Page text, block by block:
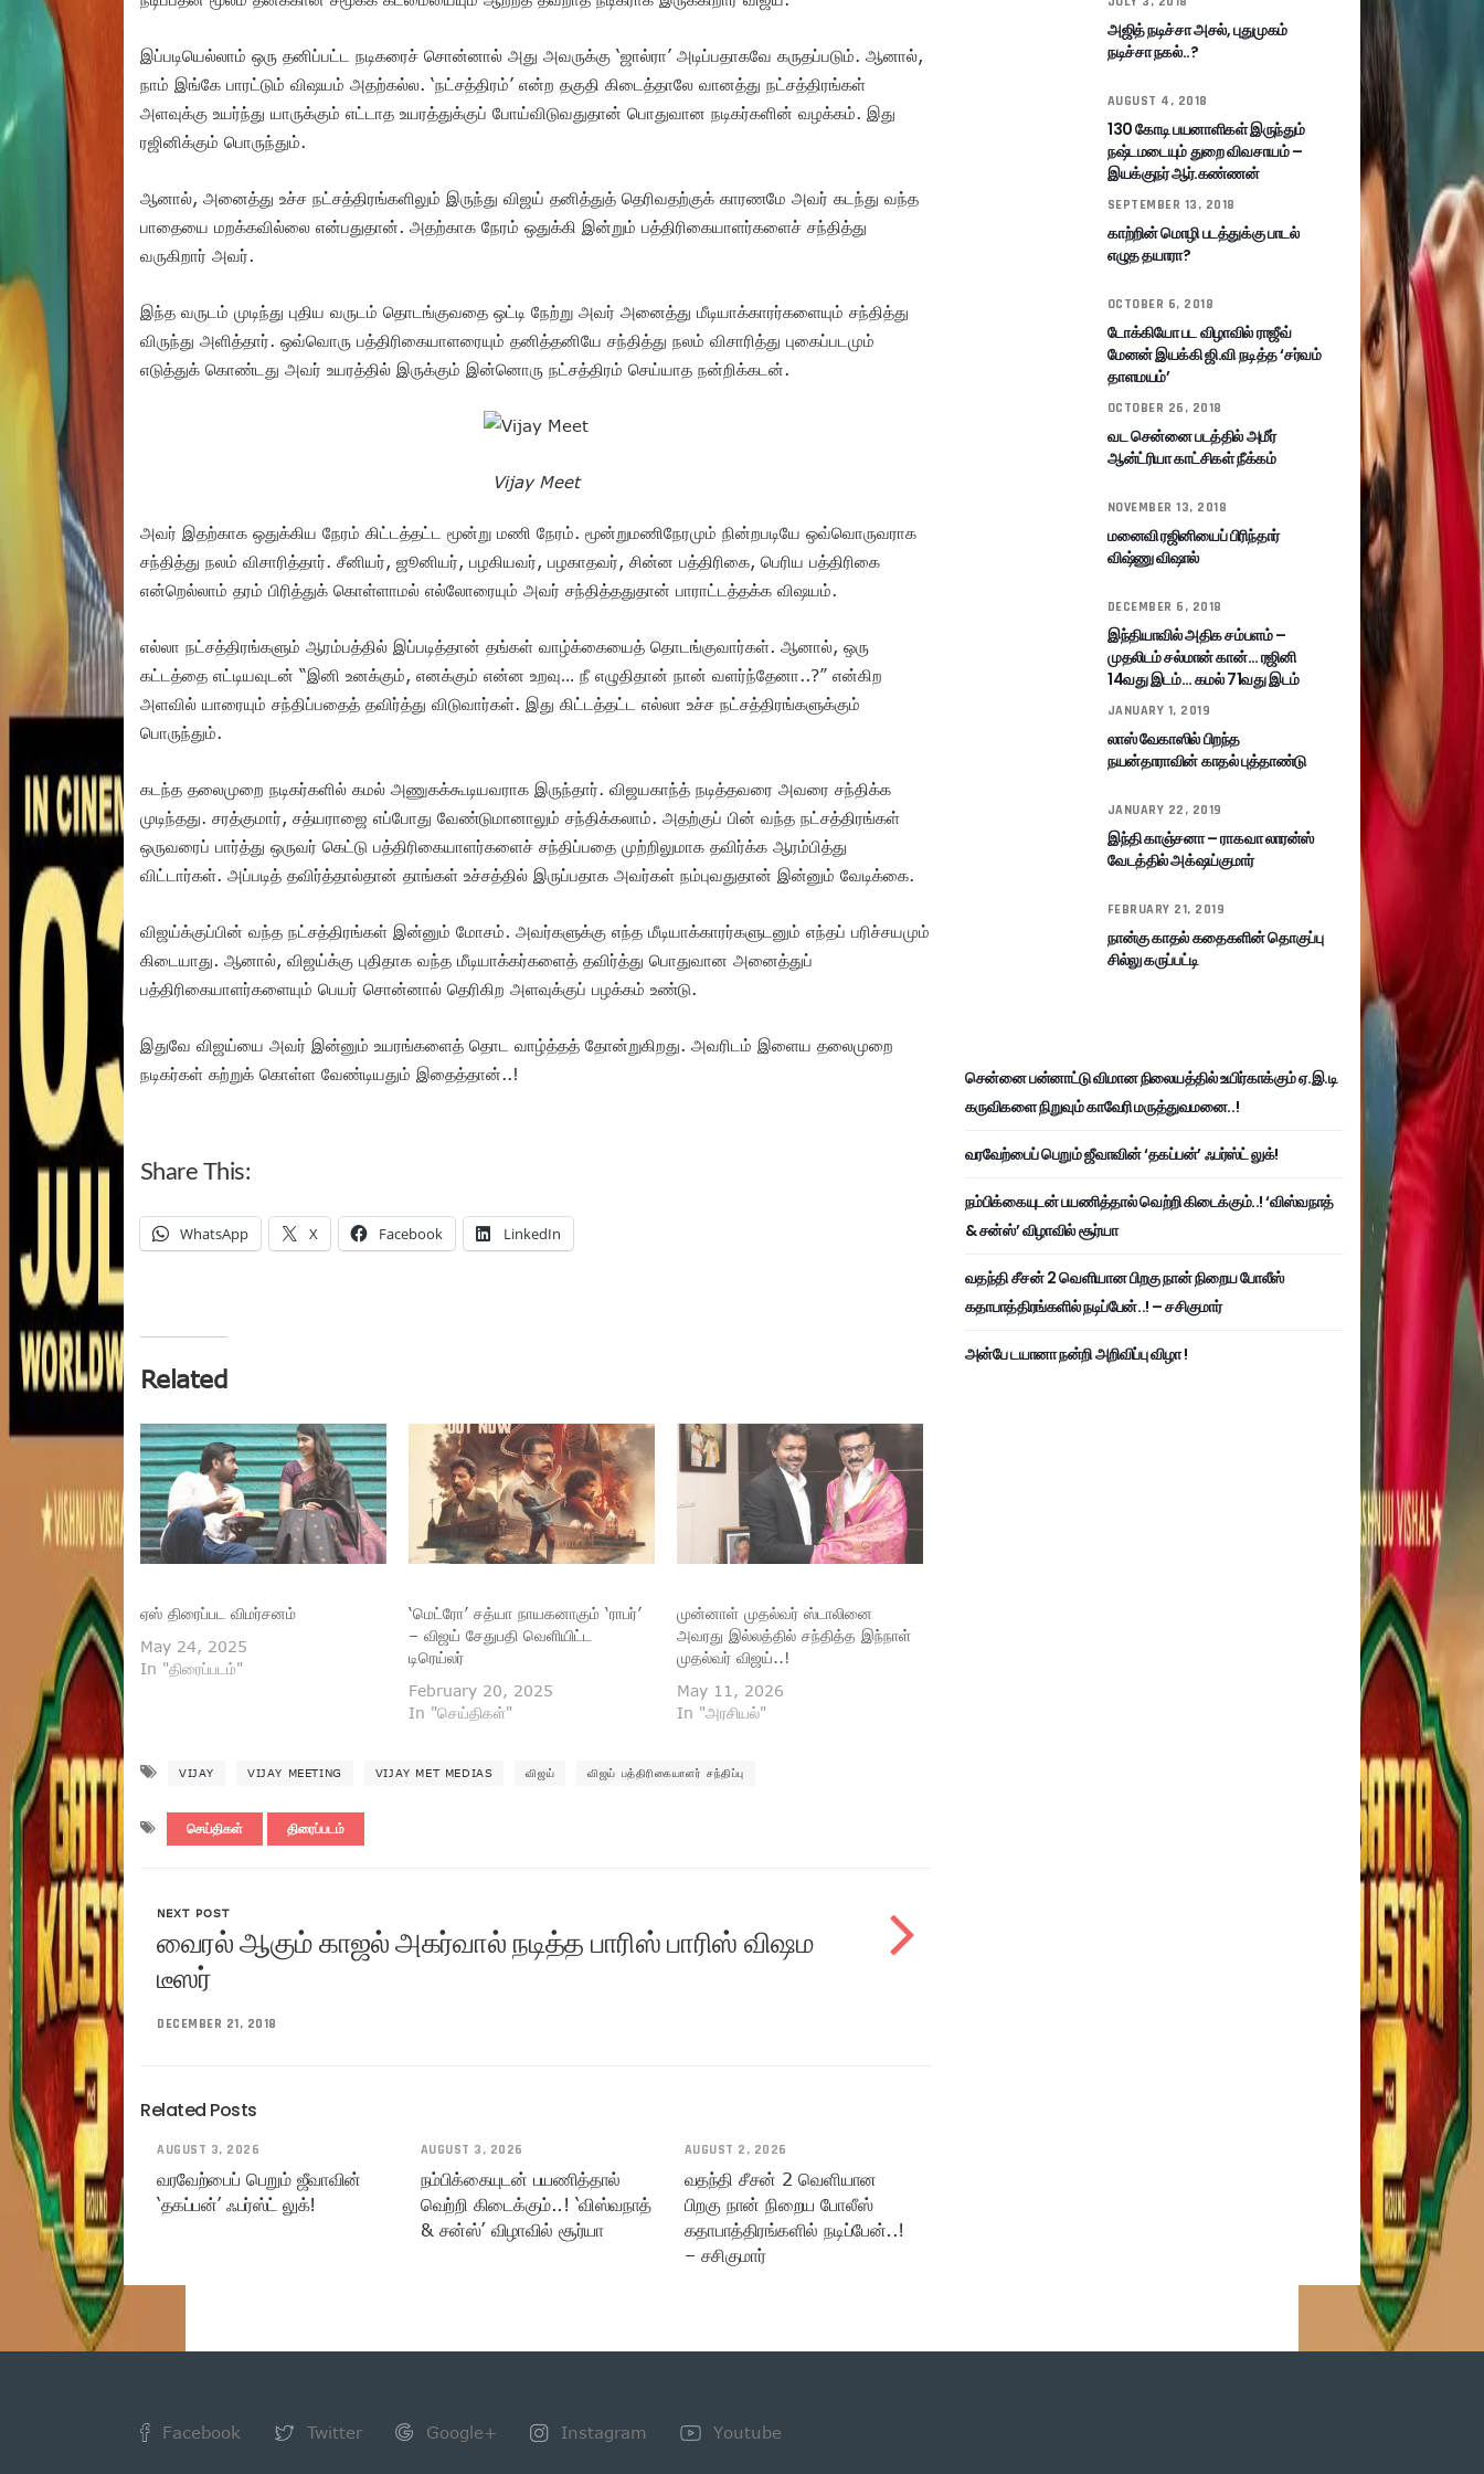
இப்படியெல்லாம் ஒரு தனிப்பட்ட நடிகரைச் சொன்னால் அது அவருக்கு ‘ஜால்ரா’ அடிப்பதாகவே கருதப்படும். ஆனால்,
நாம் இங்கே பாரட்டும் விஷயம் அதற்கல்ல. ‘நட்சத்திரம்’ என்ற தகுதி கிடைத்தாலே வானத்து நட்சத்திரங்கள்
அளவுக்கு உயர்ந்து யாருக்கும் எட்டாத உயரத்துக்குப் போய்விடுவதுதான் பொதுவான நடிகர்களின் வழக்கம். இது
ரஜினிக்கும் பொருந்தும்.
ஆனால், அனைத்து உச்ச நட்சத்திரங்களிலும் இருந்து விஜய் தனித்துத் தெரிவதற்குக் காரணமே அவர் கடந்து வந்த
பாதையை மறக்கவில்லை என்பதுதான். அதற்காக நேரம் ஒதுக்கி இன்றும் பத்திரிகையாளர்களைச் சந்தித்து
வருகிறார் அவர்.
இந்த வருடம் முடிந்து புதிய வருடம் தொடங்குவதை ஒட்டி நேற்று அவர் அனைத்து மீடியாக்காரர்களையும் சந்தித்து
விருந்து அளித்தார். ஒவ்வொரு பத்திரிகையாளரையும் தனித்தனியே சந்தித்து நலம் விசாரித்து புகைப்படமும்
எடுத்துக் கொண்டது அவர் உயரத்தில் இருக்கும் இன்னொரு நட்சத்திரம் செய்யாத நன்றிக்கடன்.
Vijay Meet
அவர் இதற்காக ஒதுக்கிய நேரம் கிட்டத்தட்ட மூன்று மணி நேரம். மூன்றுமணிநேரமும் நின்றபடியே ஒவ்வொருவராக
சந்தித்து நலம் விசாரித்தார். சீனியர், ஜூனியர், பழகியவர், பழகாதவர், சின்ன பத்திரிகை, பெரிய பத்திரிகை
என்றெல்லாம் தரம் பிரித்துக் கொள்ளாமல் எல்லோரையும் அவர் சந்தித்ததுதான் பாராட்டத்தக்க விஷயம்.
எல்லா நட்சத்திரங்களும் ஆரம்பத்தில் இப்படித்தான் தங்கள் வாழ்க்கையைத் தொடங்குவார்கள். ஆனால், ஒரு
கட்டத்தை எட்டியவுடன் “இனி உனக்கும், எனக்கும் என்ன உறவு… நீ எழுதிதான் நான் வளர்ந்தேனா..?” என்கிற
அளவில் யாரையும் சந்திப்பதைத் தவிர்த்து விடுவார்கள். இது கிட்டத்தட்ட எல்லா உச்ச நட்சத்திரங்களுக்கும்
பொருந்தும்.
கடந்த தலைமுறை நடிகர்களில் கமல் அணுகக்கூடியவராக இருந்தார். விஜயகாந்த் நடித்தவரை அவரை சந்திக்க
முடிந்தது. சரத்குமார், சத்யராஜை எப்போது வேண்டுமானாலும் சந்திக்கலாம். அதற்குப் பின் வந்த நட்சத்திரங்கள்
ஒருவரைப் பார்த்து ஒருவர் கெட்டு பத்திரிகையாளர்களைச் சந்திப்பதை முற்றிலுமாக தவிர்க்க ஆரம்பித்து
விட்டார்கள். அப்படித் தவிர்த்தால்தான் தாங்கள் உச்சத்தில் இருப்பதாக அவர்கள் நம்புவதுதான் இன்னும் வேடிக்கை.
விஜய்க்குப்பின் வந்த நட்சத்திரங்கள் இன்னும் மோசம். அவர்களுக்கு எந்த மீடியாக்காரர்களுடனும் எந்தப் பரிச்சயமும்
கிடையாது. ஆனால், விஜய்க்கு புதிதாக வந்த மீடியாக்கர்களைத் தவிர்த்து பொதுவான அனைத்துப்
பத்திரிகையாளர்களையும் பெயர் சொன்னால் தெரிகிற அளவுக்குப் பழக்கம் உண்டு.
இதுவே விஜய்யை அவர் இன்னும் உயரங்களைத் தொட வாழ்த்தத் தோன்றுகிறது. அவரிடம் இளைய தலைமுறை
நடிகர்கள் கற்றுக் கொள்ள வேண்டியதும் இதைத்தான்..!
Share This:
WhatsApp X Facebook LinkedIn
Related
ஏஸ் திரைப்பட விமர்சனம்
May 24, 2025
In "திரைப்படம்"
‘மெட்ரோ’ சத்யா நாயகனாகும் ‘ராபர்’
– விஜய் சேதுபதி வெளியிட்ட
டிரெய்லர்
February 20, 2025
In "செய்திகள்"
முன்னாள் முதல்வர் ஸ்டாலினை
அவரது இல்லத்தில் சந்தித்த இந்நாள்
முதல்வர் விஜய்..!
May 11, 2026
In "அரசியல்"
VIJAY VIJAY MEETING VIJAY MET MEDIAS விஜய் விஜய் பத்திரிகையாளர் சந்திப்பு
செய்திகள் திரைப்படம்
NEXT POST
வைரல் ஆகும் காஜல் அகர்வால் நடித்த பாரிஸ் பாரிஸ் விஷம
டீஸர்
DECEMBER 21, 2018
Related Posts
AUGUST 3, 2026
வரவேற்பைப் பெறும் ஜீவாவின்
‘தகப்பன்’ ஃபர்ஸ்ட் லுக்!
AUGUST 3, 2026
நம்பிக்கையுடன் பயணித்தால்
வெற்றி கிடைக்கும்..! ‘விஸ்வநாத்
& சன்ஸ்’ விழாவில் சூர்யா
AUGUST 2, 2026
வதந்தி சீசன் 2 வெளியான
பிறகு நான் நிறைய போலீஸ்
கதாபாத்திரங்களில் நடிப்பேன்..!
– சசிகுமார்
அஜித் நடிச்சா அசல், புதுமுகம்
நடிச்சா நகல்..?
AUGUST 4, 2018
130 கோடி பயனாளிகள் இருந்தும்
நஷ்டமடையும் துறை விவசாயம் –
இயக்குநர் ஆர்.கண்ணன்
SEPTEMBER 13, 2018
காற்றின் மொழி படத்துக்கு பாடல்
எழுத தயாரா?
OCTOBER 6, 2018
டோக்கியோ பட விழாவில் ராஜீவ்
மேனன் இயக்கி ஜி.வி நடித்த ‘சர்வம்
தாளமயம்’
OCTOBER 26, 2018
வட சென்னை படத்தில் அமீர்
ஆன்ட்ரியா காட்சிகள் நீக்கம்
NOVEMBER 13, 2018
மனைவி ரஜினியைப் பிரிந்தார்
விஷ்ணு விஷால்
DECEMBER 6, 2018
இந்தியாவில் அதிக சம்பளம் –
முதலிடம் சல்மான் கான்… ரஜினி
14வது இடம்… கமல் 71வது இடம்
JANUARY 1, 2019
லாஸ் வேகாஸில் பிறந்த
நயன்தாராவின் காதல் புத்தாண்டு
JANUARY 22, 2019
இந்தி காஞ்சனா – ராகவா லாரன்ஸ்
வேடத்தில் அக்‌ஷய்குமார்
FEBRUARY 21, 2019
நான்கு காதல் கதைகளின் தொகுப்பு
சில்லு கருப்பட்டி
சென்னை பன்னாட்டு விமான நிலையத்தில் உயிர்காக்கும் ஏ.இ.டி
கருவிகளை நிறுவும் காவேரி மருத்துவமனை..!
வரவேற்பைப் பெறும் ஜீவாவின் ‘தகப்பன்’ ஃபர்ஸ்ட் லுக்!
நம்பிக்கையுடன் பயணித்தால் வெற்றி கிடைக்கும்..! ‘விஸ்வநாத்
& சன்ஸ்’ விழாவில் சூர்யா
வதந்தி சீசன் 2 வெளியான பிறகு நான் நிறைய போலீஸ்
கதாபாத்திரங்களில் நடிப்பேன்..! – சசிகுமார்
அன்பே டயானா நன்றி அறிவிப்பு விழா !
Facebook Twitter Google+ Instagram Youtube